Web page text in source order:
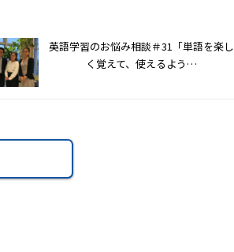
英語学習のお悩み相談＃31「単語を楽し
く覚えて、使えるよう…